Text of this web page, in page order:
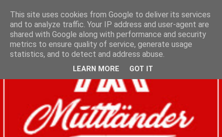
This site uses cookies from Google to deliver its services
and to analyze traffic. Your IP address and user-agent are
shared with Google along with performance and security
metrics to ensure quality of service, generate usage
statistics, and to detect and address abuse.
LEARN MORE GOT IT